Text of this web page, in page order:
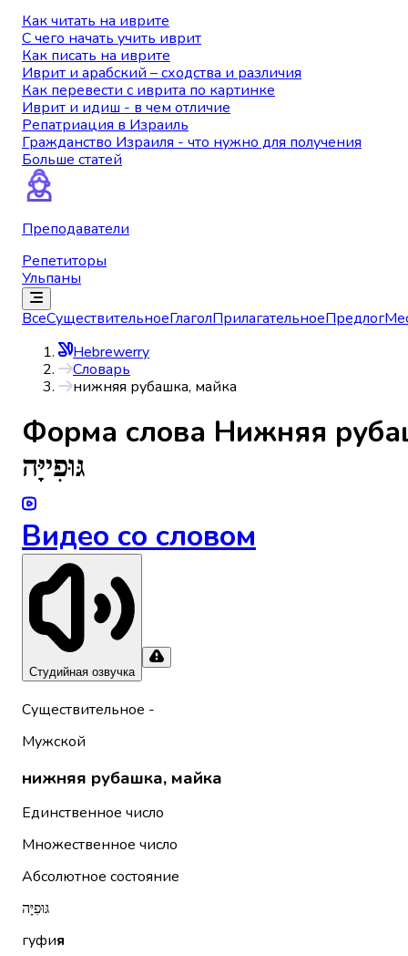
Как читать на иврите
С чего начать учить иврит
Как писать на иврите
Иврит и арабский – сходства и различия
Как перевести с иврита по картинке
Иврит и идиш - в чем отличие
Репатриация в Израиль
Гражданство Израиля - что нужно для получения
Больше статей
Преподаватели
Репетиторы
Ульпаны
ВсеСуществительноеГлаголПрилагательноеПредлог
Hebrewerry
Словарь
нижняя рубашка, майка
Форма слова Нижняя
גּוּפִייָּה
Видео со словом
Студийная озвучка
Существительное -
Мужской
нижняя рубашка, майка
Единственное число
Множественное число
Абсолютное состояние
גּוּפִיָּה
гуфия